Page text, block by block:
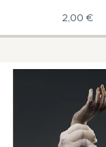
2,00 €